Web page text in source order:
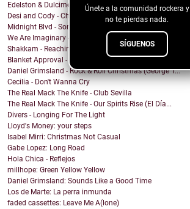
Únete a la comunidad rockera y
no te pierdas nada.
SÍGUENOS
Edelston & Dulcimer - Call Me (Blondie Cover)
Desi and Cody - Chanticleer
Midnight Blvd - Some other day
We Are Imaginary - Pinkish Hue
Shakkam - Reaching the Skies
Blanket Approval - Hot Sweaty Summer
Daniel Grimsland - Rock & Roll Christmas (George T...
Cecilia - Don't Wanna Cry
The Real Mack The Knife - Club Sevilla
The Real Mack The Knife - Our Spirits Rise (El Día...
Divers - Longing For The Light
Lloyd's Money: your steps
Isabel Mirri: Christmas Not Casual
Gabe Lopez: Long Road
Hola Chica - Reflejos
millhope: Green Yellow Yellow
Daniel Grimsland: Sounds Like a Good Time
Los de Marte: La perra inmunda
faded cassettes: Leave Me A(lone)